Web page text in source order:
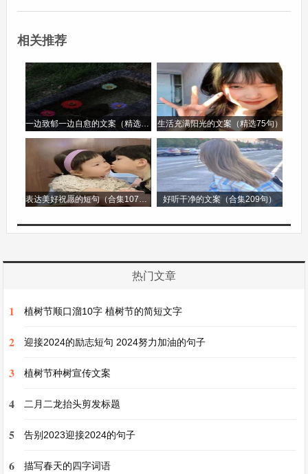
西，从而深刻地阐述了学无止境的道理，告诫人们
- 多角度认识问题：两小儿对同一自然现象有着不
同的看法，是因为他们从不同的角度去观察和思考
问题，一个从视觉角度出发，依据太阳大小的变化
来判断太阳的远近;另一个则从触觉角度出发，根
据天气的冷热来判断太阳的远近。这启示我们，在
认识事物时，要学会从多个角度去思考，不能片面
地看待问题，这样才能更全面、更准确地认识事物
的本质.
- 独立思考与大胆质疑精神：两小儿不迷信权威，
不因孔子是大学问家就盲目相信他的观点，而是能
够坚持自己的见解，大胆地提出质疑，并通过辩论
神是值得我们学习的。只有敢于质疑，才能不断推
动人类对自然和社会的认识与探索.
- 以小见大的写作手法：文章选取了日常生活中常
见的自然现象——太阳的远近问题，通过两小儿的
相关推荐
一边致郁一边自愈的文案（精选96句） 生活充满阳光的文案（精选75句）
表达美好祝愿的短句（合集107句） 好听干净的文案（合集209句）
热门文章
1 植树节顺口溜10字 植树节的简短文字
2 迎接2024的励志短句 2024努力加油的句子
3 植树节种树宣传文案
4 二月二龙抬头剪发标题
5 告别2023迎接2024的句子
6 描写春天的四字词语